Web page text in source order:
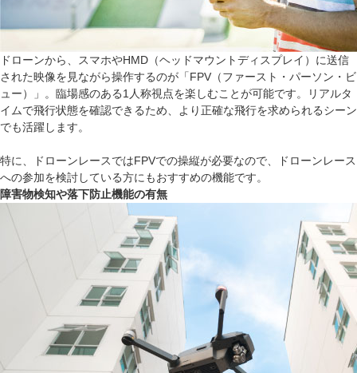
ドローンから、スマホやHMD（ヘッドマウントディスプレイ）に送信
された映像を見ながら操作するのが「FPV（ファースト・パーソン・ビ
ュー）」。臨場感のある1人称視点を楽しむことが可能です。リアルタ
イムで飛行状態を確認できるため、より正確な飛行を求められるシーン
でも活躍します。
特に、ドローンレースではFPVでの操縦が必要なので、ドローンレース
への参加を検討している方にもおすすめの機能です。
障害物検知や落下防止機能の有無